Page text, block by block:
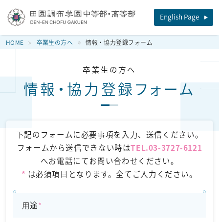
田園調布学園中等部・高等部 English Page
HOME 卒業生の方へ 情報・協力登録フォーム
卒業生の方へ
情報・協力登録フォーム
下記のフォームに必要事項を入力、送信ください。
フォームから送信できない時はTEL.03-3727-6121
へお電話にてお問い合わせください。
* は必須項⽬となります。全てご⼊⼒ください。
用途